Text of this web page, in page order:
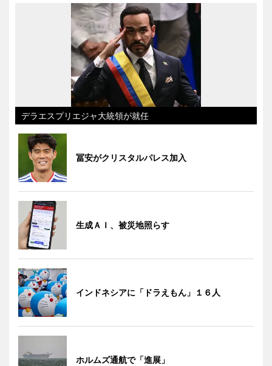
デラエスプリエジャ大統領が就任
冨安がクリスタルパレス加入
生成ＡＩ、被災地照らす
インドネシアに「ドラえもん」１６人
ホルムズ通航で「進展」